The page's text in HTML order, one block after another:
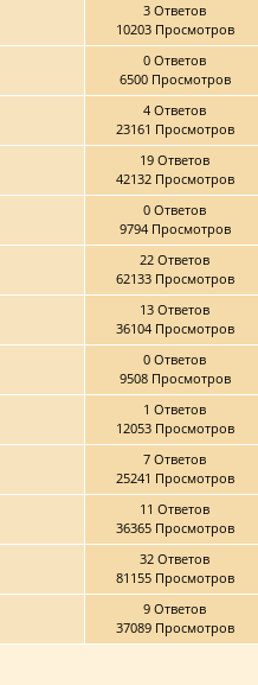
3 Ответов
10203 Просмотров
0 Ответов
6500 Просмотров
4 Ответов
23161 Просмотров
19 Ответов
42132 Просмотров
0 Ответов
9794 Просмотров
22 Ответов
62133 Просмотров
13 Ответов
36104 Просмотров
0 Ответов
9508 Просмотров
1 Ответов
12053 Просмотров
7 Ответов
25241 Просмотров
11 Ответов
36365 Просмотров
32 Ответов
81155 Просмотров
9 Ответов
37089 Просмотров